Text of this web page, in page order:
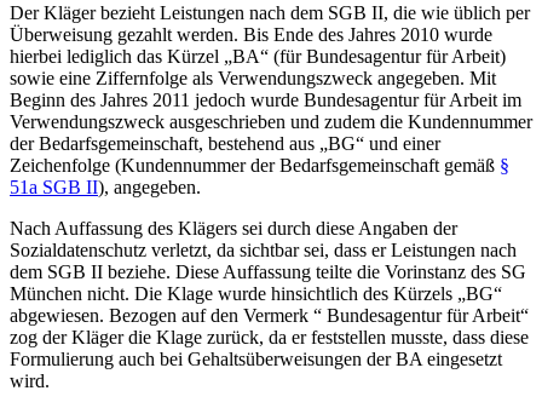
Der Kläger bezieht Leistungen nach dem SGB II, die wie üblich per
Überweisung gezahlt werden. Bis Ende des Jahres 2010 wurde
hierbei lediglich das Kürzel „BA“ (für Bundesagentur für Arbeit)
sowie eine Ziffernfolge als Verwendungszweck angegeben. Mit
Beginn des Jahres 2011 jedoch wurde Bundesagentur für Arbeit im
Verwendungszweck ausgeschrieben und zudem die Kundennummer
der Bedarfsgemeinschaft, bestehend aus „BG“ und einer
Zeichenfolge (Kundennummer der Bedarfsgemeinschaft gemäß §
51a SGB II), angegeben.
Nach Auffassung des Klägers sei durch diese Angaben der
Sozialdatenschutz verletzt, da sichtbar sei, dass er Leistungen nach
dem SGB II beziehe. Diese Auffassung teilte die Vorinstanz des SG
München nicht. Die Klage wurde hinsichtlich des Kürzels „BG“
abgewiesen. Bezogen auf den Vermerk “ Bundesagentur für Arbeit“
zog der Kläger die Klage zurück, da er feststellen musste, dass diese
Formulierung auch bei Gehaltsüberweisungen der BA eingesetzt
wird.